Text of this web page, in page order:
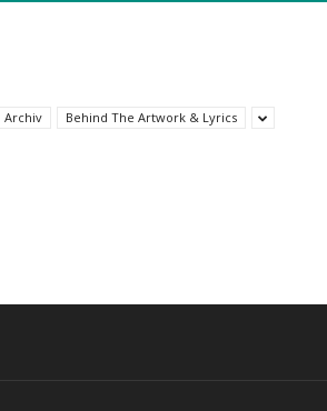
Archiv Behind The Artwork & Lyrics